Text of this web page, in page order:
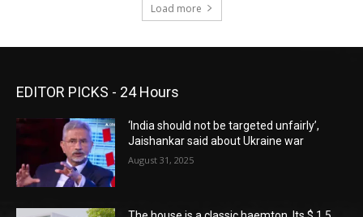
Load more
EDITOR PICKS - 24 Hours
‘India should not be targeted unfairly’,
Jaishankar said about Ukraine war
August 31, 2025